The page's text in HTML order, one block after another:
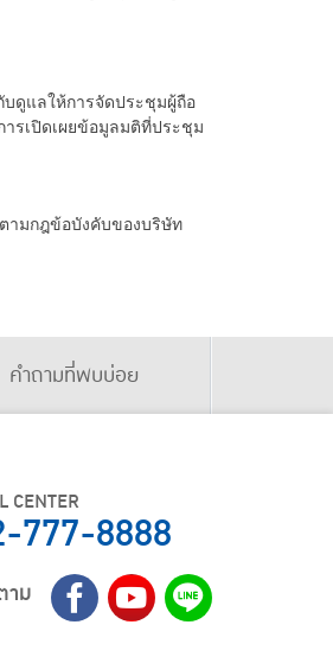
ดูแลให้การจัดประชุมผู้ถือ
รเปิดเผยข้อมูลมติที่ประชุม
ามกฎข้อบังคับของบริษัท
คำถามที่พบบ่อย
CENTER
777-8888
ม